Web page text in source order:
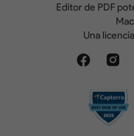
Editor de PDF
Una